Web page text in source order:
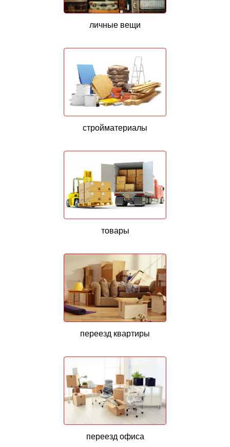
переезд офиса
переезд квартиры
товары
стройматериалы
личные вещи